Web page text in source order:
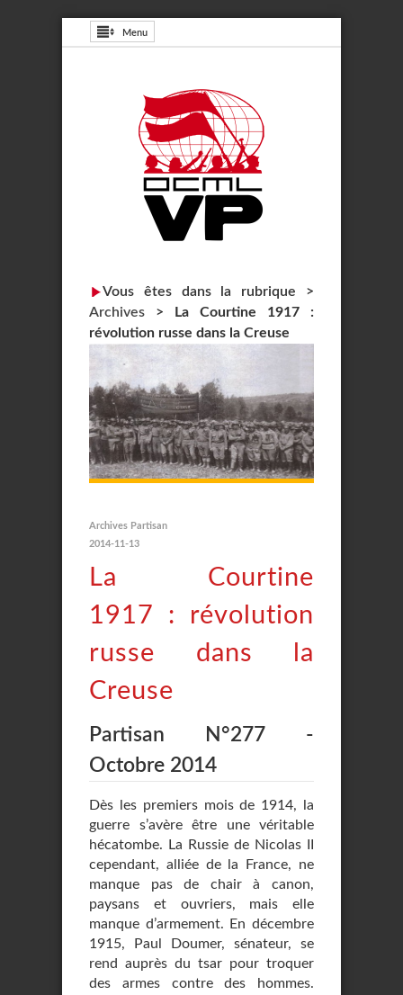
Menu
Vous êtes dans la rubrique >
Archives >
La Courtine 1917 :
révolution russe dans la Creuse
Archives Partisan
2014-11-13
La Courtine
1917 : révolution
russe dans la
Creuse
Partisan N°277 -
Octobre 2014
Dès les premiers mois de 1914, la
guerre s’avère être une véritable
hécatombe. La Russie de Nicolas II
cependant, alliée de la France, ne
manque pas de chair à canon,
paysans et ouvriers, mais elle
manque d’armement. En décembre
1915, Paul Doumer, sénateur, se
rend auprès du tsar pour troquer
des armes contre des hommes.